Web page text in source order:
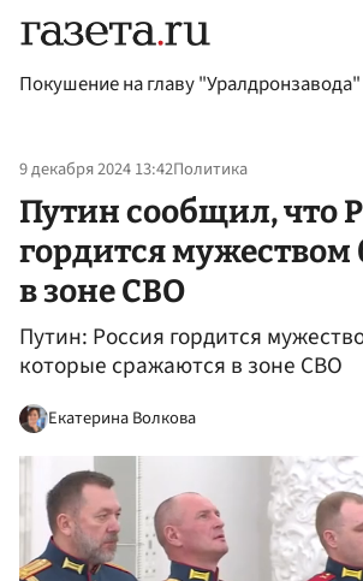
Покушение на главу "Уралдронзавода"
9 декабря 2024 13:42Политика
Путин сообщил, что
гордится мужеством
в зоне СВО
Путин: Россия гордится
которые сражаются в зоне СВО
Екатерина Волкова